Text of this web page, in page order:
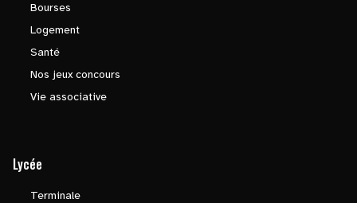
Bourses
Logement
Santé
Nos jeux concours
Vie associative
Lycée
Terminale